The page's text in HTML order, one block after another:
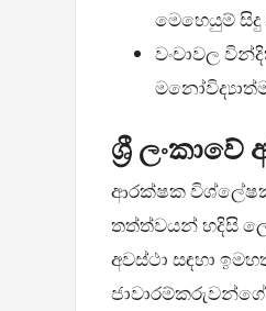
මෙහෙයුම්
වංචාවල
ශ්‍රී
ආරක්ෂක
තත්ත්වයන් හදිසි
අවස්ථා සඳහා